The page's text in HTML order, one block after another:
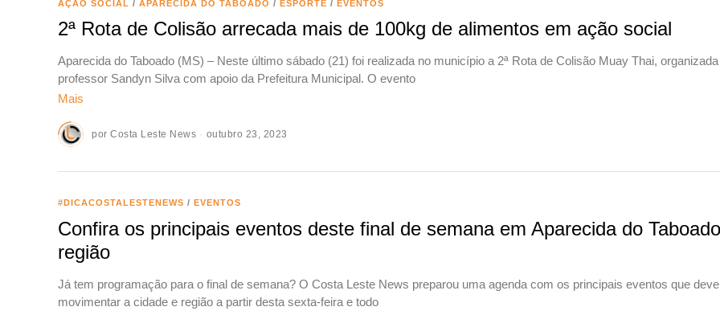
AÇÃO SOCIAL / APARECIDA DO TABOADO / ESPORTE / EVENTOS
2ª Rota de Colisão arrecada mais de 100kg de alimentos em ação social
Aparecida do Taboado (MS) – Neste último sábado (21) foi realizada no município a 2ª Rota de Colisão Muay Thai,
professor Sandyn Silva com apoio da Prefeitura Municipal. O evento
Mais
por Costa Leste News outubro 23, 2023
#DICACOSTALESTENEWS / EVENTOS
Confira os principais eventos deste final de semana em Aparecida do
região
Já tem programação para o final de semana? O Costa Leste News preparou uma agenda com os principais eventos que
movimentar a cidade e região a partir desta sexta-feira e todo